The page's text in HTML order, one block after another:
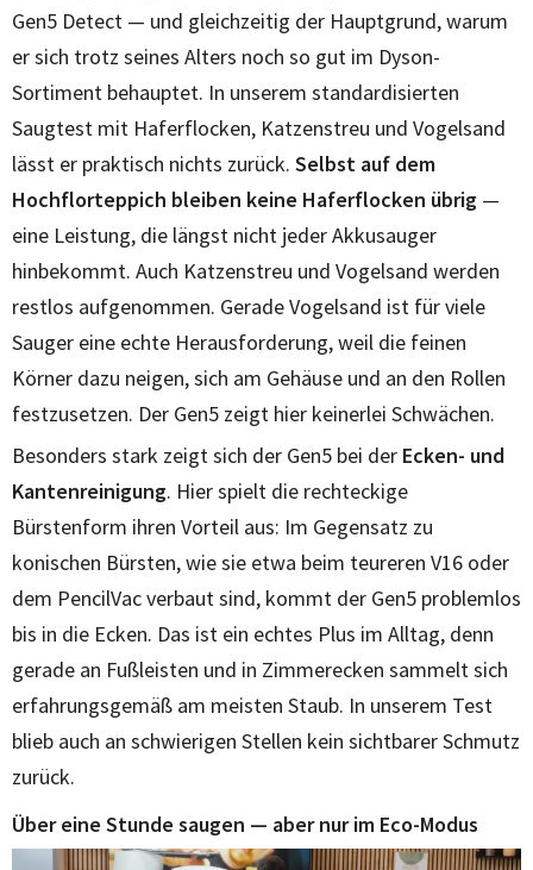
Gen5 Detect — und gleichzeitig der Hauptgrund, warum
er sich trotz seines Alters noch so gut im Dyson-
Sortiment behauptet. In unserem standardisierten
Saugtest mit Haferflocken, Katzenstreu und Vogelsand
lässt er praktisch nichts zurück. Selbst auf dem
Hochflorteppich bleiben keine Haferflocken übrig —
eine Leistung, die längst nicht jeder Akkusauger
hinbekommt. Auch Katzenstreu und Vogelsand werden
restlos aufgenommen. Gerade Vogelsand ist für viele
Sauger eine echte Herausforderung, weil die feinen
Körner dazu neigen, sich am Gehäuse und an den Rollen
festzusetzen. Der Gen5 zeigt hier keinerlei Schwächen.
Besonders stark zeigt sich der Gen5 bei der Ecken- und
Kantenreinigung. Hier spielt die rechteckige
Bürstenform ihren Vorteil aus: Im Gegensatz zu
konischen Bürsten, wie sie etwa beim teureren V16 oder
dem PencilVac verbaut sind, kommt der Gen5 problemlos
bis in die Ecken. Das ist ein echtes Plus im Alltag, denn
gerade an Fußleisten und in Zimmerecken sammelt sich
erfahrungsgemäß am meisten Staub. In unserem Test
blieb auch an schwierigen Stellen kein sichtbarer Schmutz
zurück.
Über eine Stunde saugen — aber nur im Eco-Modus